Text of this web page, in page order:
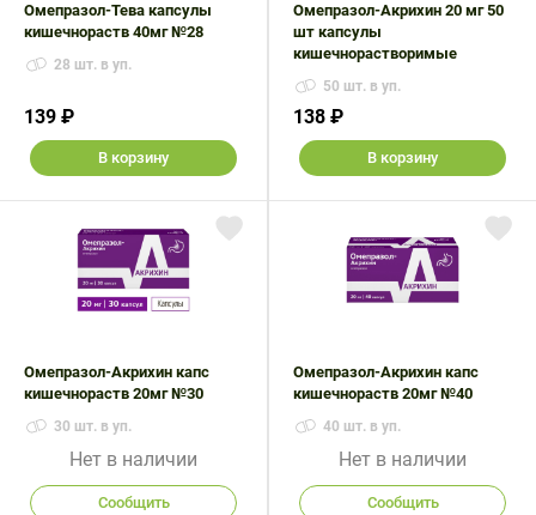
Омепразол-Тева капсулы
кишечнораств 40мг №28
28 шт. в уп.
139 ₽
В корзину
Омепразол-Акрихин 20 мг 50
шт капсулы
кишечнорастворимые
50 шт. в уп.
138 ₽
В корзину
Омепразол-Акрихин капс
кишечнораств 20мг №30
30 шт. в уп.
Нет в наличии
Сообщить
Омепразол-Акрихин капс
кишечнораств 20мг №40
40 шт. в уп.
Нет в наличии
Сообщить